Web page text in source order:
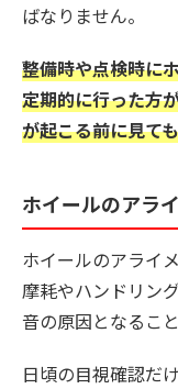
ばなりません。
整備時や点検時に
定期的に行った方
が起こる前に見て
ホイールのアラ
ホイールのアライ
摩耗やハンドリン
音の原因となるこ
日頃の目視確認だ